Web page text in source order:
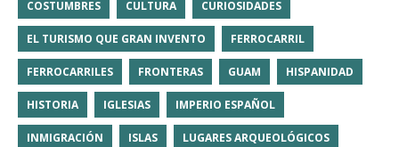
COSTUMBRES CULTURA CURIOSIDADES
EL TURISMO QUE GRAN INVENTO FERROCARRIL
FERROCARRILES FRONTERAS GUAM HISPANIDAD
HISTORIA IGLESIAS IMPERIO ESPAÑOL
INMIGRACIÓN ISLAS LUGARES ARQUEOLÓGICOS